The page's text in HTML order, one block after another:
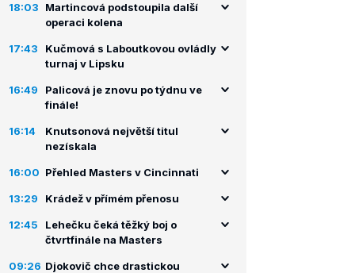
18:03
Martincová podstoupila další
operaci kolena
17:43
Kučmová s Laboutkovou ovládly
turnaj v Lipsku
16:49
Palicová je znovu po týdnu ve
finále!
16:14
Knutsonová největší titul
nezískala
16:00 Přehled Masters v Cincinnati
13:29 Krádež v přímém přenosu
12:45
Lehečku čeká těžký boj o
čtvrtfinále na Masters
09:26 Djokovič chce drastickou